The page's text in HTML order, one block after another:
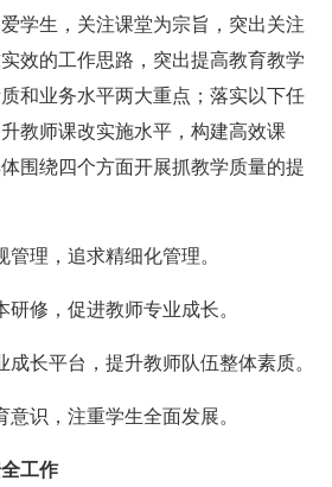
学生，关注课堂为宗旨，突出关注
效的工作思路，突出提高教育教学
和业务水平两大重点；落实以下任
教师课改实施水平，构建高效课
围绕四个方面开展抓教学质量的提
管理，追求精细化管理。
研修，促进教师专业成长。
成长平台，提升教师队伍整体素质。
意识，注重学生全面发展。
工作